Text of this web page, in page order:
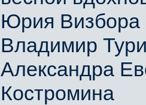
Юрия Визбора
Владимир
Александра
Костромина